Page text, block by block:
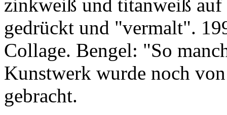
zinkweiß und titanweiß
gedrückt und "vermalt".
Collage. Bengel: "So
Kunstwerk wurde noch
gebracht.